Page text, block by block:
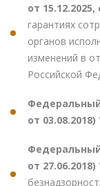
от
гарантиях
органов
изменений в
Российской
Федеральный
от 03.08.2018)
Федеральный
от 27.06.2018)